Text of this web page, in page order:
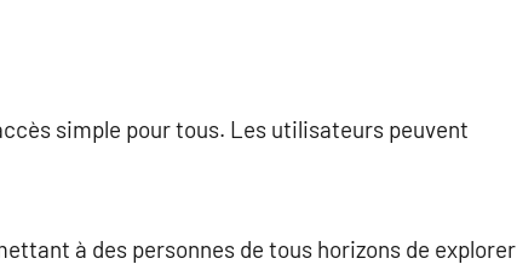
simple pour tous. Les utilisateurs peuvent
à des personnes de tous horizons de explorer